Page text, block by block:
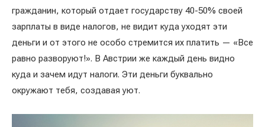
гражданин, который отдает государству 40-50% своей
зарплаты в виде налогов, не видит куда уходят эти
деньги и от этого не особо стремится их платить — «Все
равно разворуют!». В Австрии же каждый день видно
куда и зачем идут налоги. Эти деньги буквально
окружают тебя, создавая уют.